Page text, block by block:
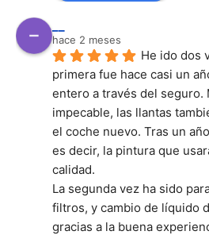
hace 2 meses
He ido dos
primera fue hace casi un
entero a través del seguro.
impecable, las llantas
el coche nuevo. Tras un
es decir, la pintura que
calidad.
La segunda vez ha sido
filtros, y cambio de líquido
gracias a la buena